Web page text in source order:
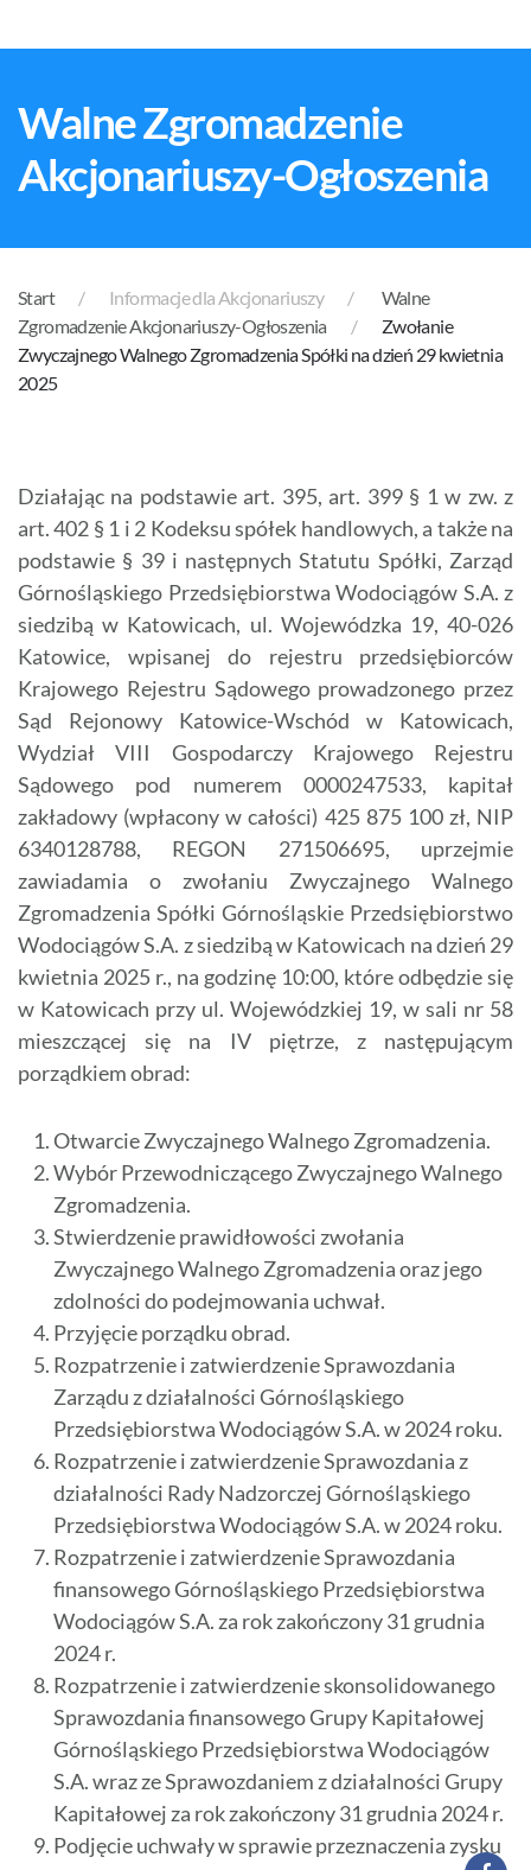
Walne Zgromadzenie
Akcjonariuszy-Ogłoszenia
Start Informacje dla Akcjonariuszy
Walne
Zgromadzenie Akcjonariuszy-Ogłoszenia
Zwołanie
Zwyczajnego Walnego Zgromadzenia Spółki na dzień 29 kwietnia
2025
Działając na podstawie art. 395, art. 399 § 1 w zw. z
art. 402 § 1 i 2 Kodeksu spółek handlowych, a także na
podstawie § 39 i następnych Statutu Spółki, Zarząd
Górnośląskiego Przedsiębiorstwa Wodociągów S.A. z
siedzibą w Katowicach, ul. Wojewódzka 19, 40-026
Katowice, wpisanej do rejestru przedsiębiorców
Krajowego Rejestru Sądowego prowadzonego przez
Sąd Rejonowy Katowice-Wschód w Katowicach,
Wydział VIII Gospodarczy Krajowego Rejestru
Sądowego pod numerem 0000247533, kapitał
zakładowy (wpłacony w całości) 425 875 100 zł, NIP
6340128788, REGON 271506695, uprzejmie
zawiadamia o zwołaniu Zwyczajnego Walnego
Zgromadzenia Spółki Górnośląskie Przedsiębiorstwo
Wodociągów S.A. z siedzibą w Katowicach na dzień 29
kwietnia 2025 r., na godzinę 10:00, które odbędzie się
w Katowicach przy ul. Wojewódzkiej 19, w sali nr 58
mieszczącej się na IV piętrze, z następującym
porządkiem obrad:
Otwarcie Zwyczajnego Walnego Zgromadzenia.
Wybór Przewodniczącego Zwyczajnego Walnego
Zgromadzenia.
Stwierdzenie prawidłowości zwołania
Zwyczajnego Walnego Zgromadzenia oraz jego
zdolności do podejmowania uchwał.
Przyjęcie porządku obrad.
Rozpatrzenie i zatwierdzenie Sprawozdania
Zarządu z działalności Górnośląskiego
Przedsiębiorstwa Wodociągów S.A. w 2024 roku.
Rozpatrzenie i zatwierdzenie Sprawozdania z
działalności Rady Nadzorczej Górnośląskiego
Przedsiębiorstwa Wodociągów S.A. w 2024 roku.
Rozpatrzenie i zatwierdzenie Sprawozdania
finansowego Górnośląskiego Przedsiębiorstwa
Wodociągów S.A. za rok zakończony 31 grudnia
2024 r.
Rozpatrzenie i zatwierdzenie skonsolidowanego
Sprawozdania finansowego Grupy Kapitałowej
Górnośląskiego Przedsiębiorstwa Wodociągów
S.A. wraz ze Sprawozdaniem z działalności Grupy
Kapitałowej za rok zakończony 31 grudnia 2024 r.
Podjęcie uchwały w sprawie przeznaczenia zysku